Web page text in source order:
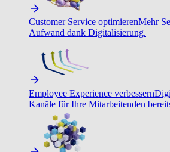
Customer Service optimierenMehr
Aufwand dank Digitalisierung.
Employee Experience verbessern
Kanäle für Ihre Mitarbeitenden